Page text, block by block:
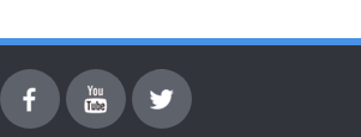
FacebookyoutubeTwitter